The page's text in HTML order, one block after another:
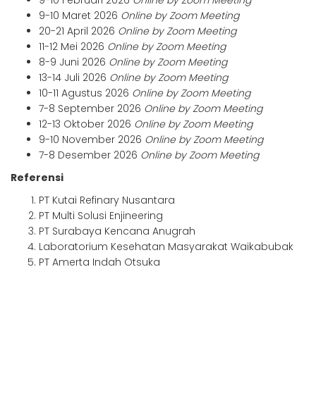
9-10 Maret 2026 Online by Zoom Meeting
20-21 April 2026 Online by Zoom Meeting
11-12 Mei 2026 Online by Zoom Meeting
8-9 Juni 2026 Online by Zoom Meeting
13-14 Juli 2026 Online by Zoom Meeting
10-11 Agustus 2026 Online by Zoom Meeting
7-8 September 2026 Online by Zoom Meeting
12-13 Oktober 2026 Online by Zoom Meeting
9-10 November 2026 Online by Zoom Meeting
7-8 Desember 2026 Online by Zoom Meeting
Referensi
PT Kutai Refinary Nusantara
PT Multi Solusi Enjineering
PT Surabaya Kencana Anugrah
Laboratorium Kesehatan Masyarakat Waikabubak
PT Amerta Indah Otsuka